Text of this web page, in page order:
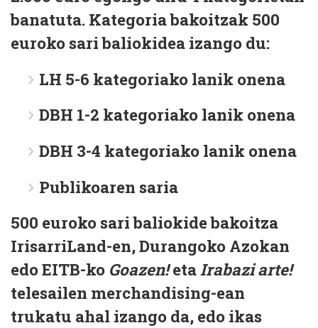
banatuta. Kategoria bakoitzak 500
euroko sari baliokidea izango du:
LH 5-6 kategoriako lanik onena
DBH 1-2 kategoriako lanik onena
DBH 3-4 kategoriako lanik onena
Publikoaren saria
500 euroko sari baliokide bakoitza
IrisarriLand-en, Durangoko Azokan
edo EITB-ko Goazen!etaIrabazi arte!
telesailen merchandising-ean
trukatu ahal izango da, edo ikas